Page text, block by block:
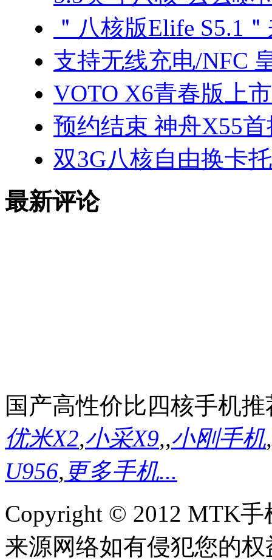
＂八核版Elife S5.1
支持无线充电/NFC
VOTO X6青春版上
预约结束 神舟X55
双3G八核自由换卡
最新评论
国产高性价比四核手机推
优米X2,小采X9,,小刚手机,
U956, 更多手机...
Copyright © 2012 MTK
来源网络如有侵犯您的